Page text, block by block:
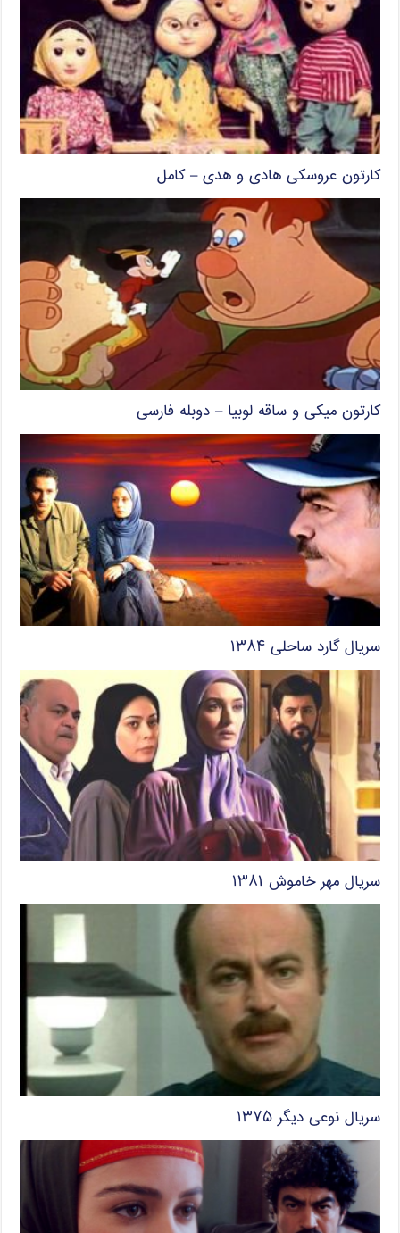
کارتون عروسکی هادی و هدی – کامل
کارتون میکی و ساقه لوبیا – دوبله فارسی
سریال گارد ساحلی ۱۳۸۴
سریال مهر خاموش ۱۳۸۱
سریال نوعی دیگر ۱۳۷۵